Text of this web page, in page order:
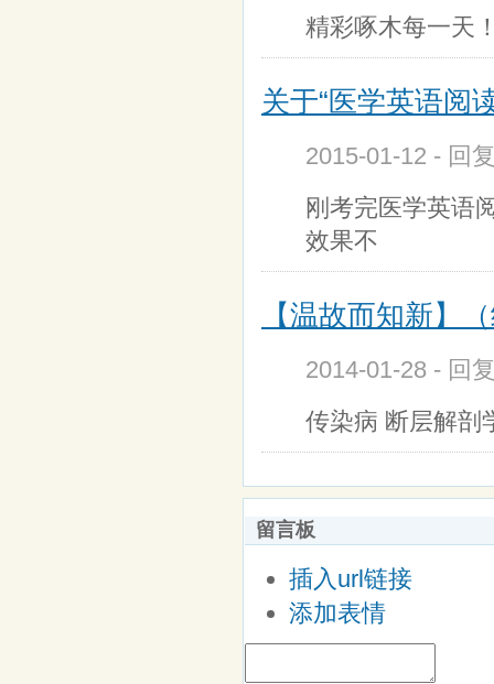
精彩啄木每一天
关于“医学英语阅
2015-01-12 - 回
刚考完医学英语
效果不
【温故而知新】
2014-01-28 - 回
传染病 断层解剖
留言板
插入url链接
添加表情